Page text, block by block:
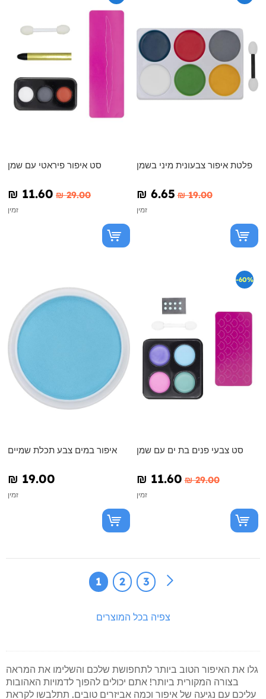
סט איפור פיראטי עם שמן
₪‎ 11.60 ₪‎ 29.00
זמין
פלטת איפור צבעונית מיני בשמן
₪‎ 6.65 ₪‎ 19.00
זמין
איפור במים צבע תכלת שמיים
₪‎ 19.00
זמין
-60%
סט צבעי פנים בת ים עם שמן
₪‎ 11.60 ₪‎ 29.00
זמין
1 2 3
צפיה בכל המוצרים
גלו את האיפור הטוב ביותר לתחפושת שלכם והשלימו את המראה
בצורה המקורית ביותר! אתם יכולים להפוך לדמויות האהובות
עליכם עם נגיעה של איפור וכמה אביזרים טובים. תתלבשו לקראת